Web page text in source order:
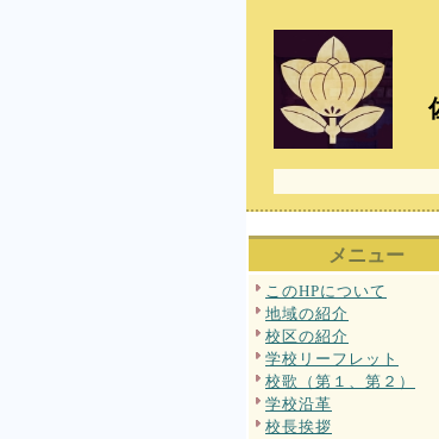
メニュー
このHPについて
地域の紹介
校区の紹介
学校リーフレット
校歌（第１、第２）
学校沿革
校長挨拶